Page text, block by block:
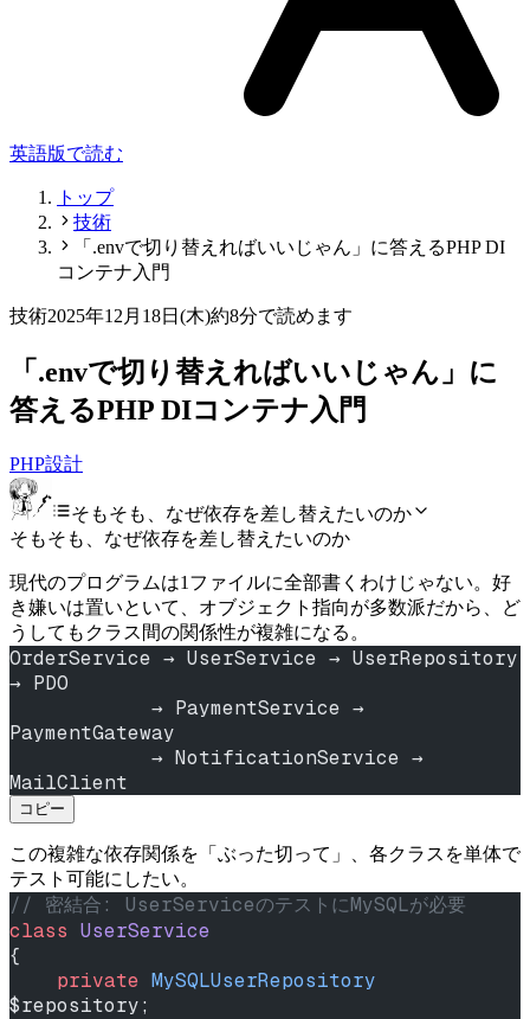
英語版で読む
トップ
技術
「.envで切り替えればいいじゃん」に答えるPHP DI
コンテナ入門
技術2025年12月18日(木)約8分で読めます
「.envで切り替えればいいじゃん」に
答えるPHP DIコンテナ入門
PHP設計
そもそも、なぜ依存を差し替えたいのか
そもそも、なぜ依存を差し替えたいのか
現代のプログラムは1ファイルに全部書くわけじゃない。好
き嫌いは置いといて、オブジェクト指向が多数派だから、ど
うしてもクラス間の関係性が複雑になる。
OrderService → UserService → UserRepository
→ PDO
PaymentGateway
MailClient
コピー
この複雑な依存関係を「ぶった切って」、各クラスを単体で
テスト可能にしたい。
// 密結合: UserServiceのテストにMySQLが必要
class UserService
{
    private
MySQLUserRepository
$repository;